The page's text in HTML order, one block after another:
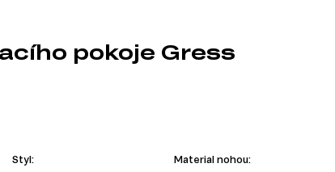
pokoje Gress
Styl: Material nohou: